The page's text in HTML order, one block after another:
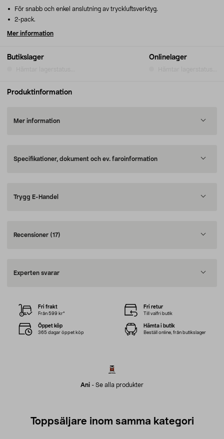
Butikslager Onlinelager
För snabb och enkel anslutning av tryckluftsverktyg.
2-pack.
Mer information
Produktinformation
Mer information
Specifikationer, dokument och ev. faroinformation
Trygg E-Handel
Recensioner (17)
Experten svarar
Ani - Se alla produkter
Fri frakt
Från 599 kr*
Fri retur
Till valfri butik
Öppet köp
365 dagar öppet köp
Hämta i butik
Beställ online, från butikslager
Toppsäljare inom samma kategori